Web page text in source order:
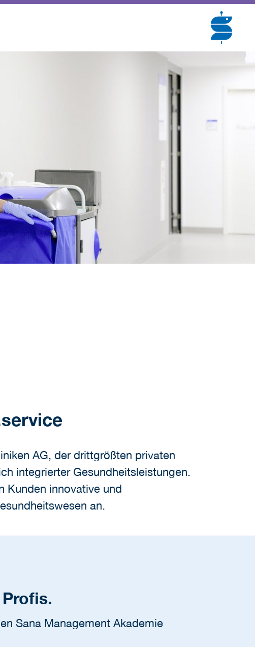
AG, der drittgrößten privaten
integrierter Gesundheitsleistungen.
Kunden innovative und
an.
Sana Management Akademie